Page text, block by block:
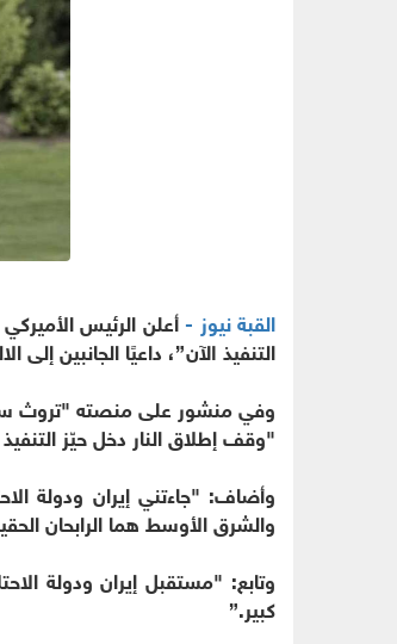
القبة نيوز -أعلن الرئيس
التنفيذ الآن”، داعيًا الجانبين إلى
وفي منشور على منصته "تروث
"وقف إطلاق النار دخل حيّز التنفيذ
وأضاف: "جاءتني إيران ودولة
والشرق الأوسط هما الرابحان
وتابع: "مستقبل إيران ودولة
كبير.”